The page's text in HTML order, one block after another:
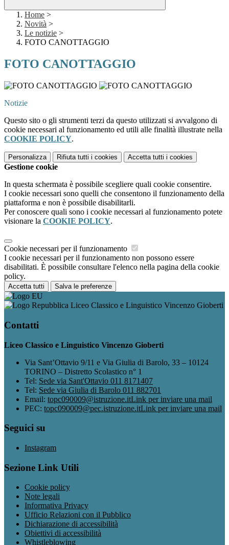
Home >
Novità >
Le notizie >
FOTO CANOTTAGGIO
FOTO CANOTTAGGIO
Notizie
Questo sito o gli strumenti terzi da questo utilizzati si avvalgono di
cookie necessari al funzionamento ed utili alle finalità illustrate nella
COOKIE POLICY.
Personalizza Rifiuta tutti i cookies Accetta tutti i cookies
Gestione cookie
In questa schermata è possibile scegliere quali cookie consentire.
I cookie necessari sono quelli che consentono il funzionamento della
piattaforma e non è possibile disabilitarli.
Per conoscere quali sono i cookie necessari al funzionamento potete
visionare la COOKIE POLICY.
Cookie necessari per il funzionamento
I cookie necessari per il funzionamento non possono essere
disabilitati. È possibile consultare l'elenco nella pagina della cookie
policy.
Accetta tutti Salva le preferenze
Liceo Classico e Linguistico Vincenzo Gioberti
Contatti
Liceo Classico e Linguistico Vincenzo Gioberti
Via Sant’Ottavio 9/11 e Via Giulia di Barolo, 33 – 10124
TORINO – Distretto Scolastico n° 1
Tel: Sede via Sant'Ottavio 011 8171407
Tel: Sede via Giulia di Barolo 011 882701
Email: topc090009@istruzione.itLink per inviare una mail
PEC: topc090009@pec.istruzione.itLink per inviare una mail
Seguici su
Instagram
Sezione Link Utili
Cookie policy
Note legali
Informativa Privacy
Ufficio Relazioni con il Pubblico
Dichiarazione di accessibilità
Obiettivi di accessibilità
Whistleblowing